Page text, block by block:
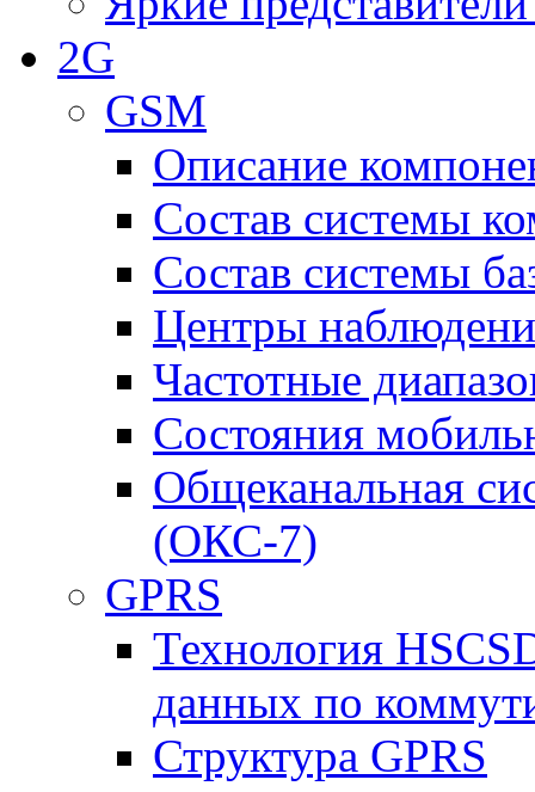
2G
GSM
Описание
Состав системы
Состав системы
Центры
Частотные
Состояния
Общеканальная
(ОКС-7)
GPRS
Технология
данных по
Структура GPRS